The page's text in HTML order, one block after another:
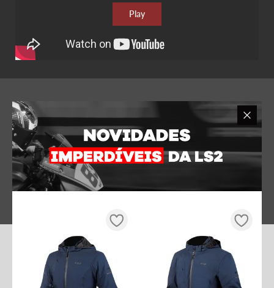
Play
COMPLETE SEU LOOK LS2